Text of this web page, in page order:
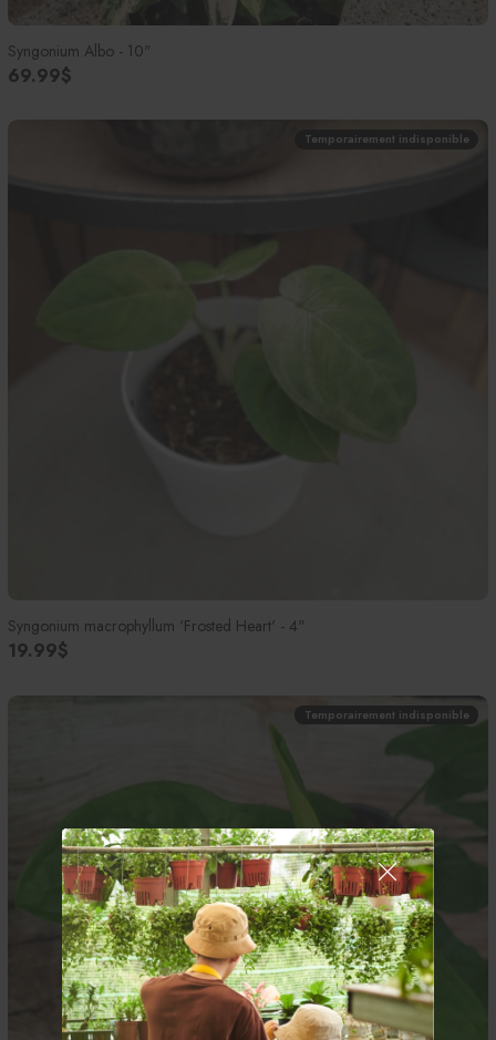
Syngonium Albo - 10"
69.99$
Temporairement indisponible
Syngonium macrophyllum 'Frosted Heart' - 4"
19.99$
Temporairement indisponible